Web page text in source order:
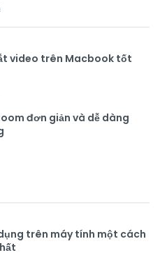
video trên Macbook tốt
đơn giản và dễ dàng
trên máy tính một cách